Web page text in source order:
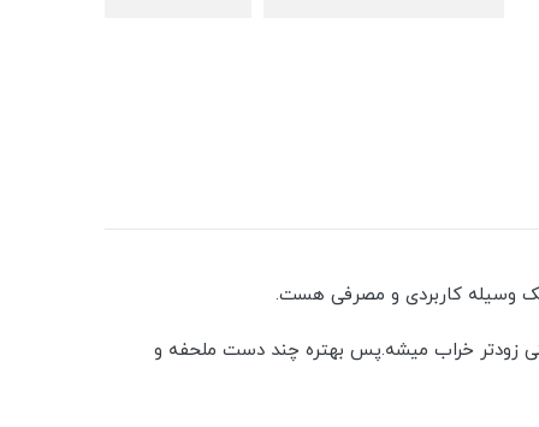
وسیله کاربردی و مصرفی هست.
زودتر خراب میشه.پس بهتره چند دست ملحفه و